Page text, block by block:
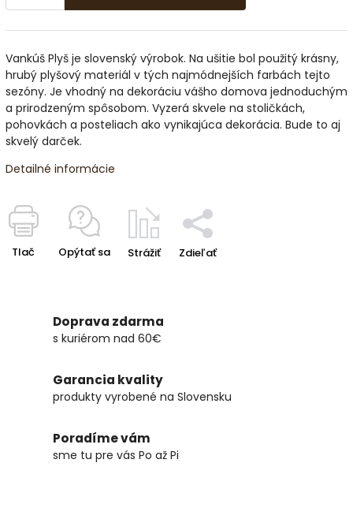
Vankúš Plyš je slovenský výrobok. Na ušitie bol použitý krásny,
hrubý plyšový materiál v tých najmódnejších farbách tejto
sezóny. Je vhodný na dekoráciu vášho domova jednoduchým
a prirodzeným spôsobom. Vyzerá skvele na stoličkách,
pohovkách a posteliach ako vynikajúca dekorácia. Bude to aj
skvelý darček.
Detailné informácie
Tlač Opýtať sa Strážiť Zdieľať
Doprava zdarma
s kuriérom nad 60€
Garancia kvality
produkty vyrobené na Slovensku
Poradíme vám
sme tu pre vás Po až Pi